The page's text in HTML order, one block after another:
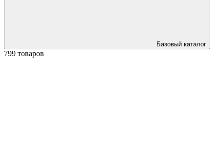
Базовый каталог
799 товаров